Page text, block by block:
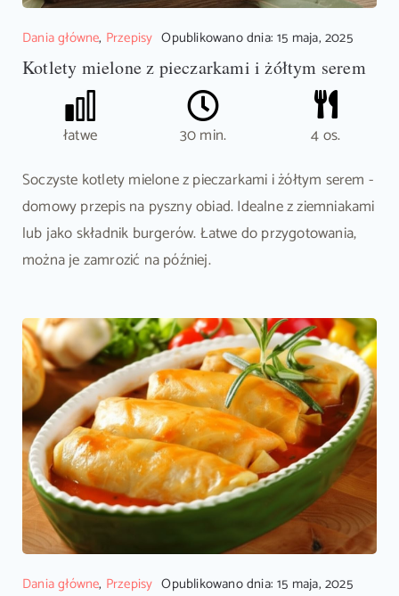
Dania główne, Przepisy Opublikowano dnia: 15 maja, 2025
Kotlety mielone z pieczarkami i żółtym serem
łatwe 30 min.
4 os.
Soczyste kotlety mielone z pieczarkami i żółtym serem -
domowy przepis na pyszny obiad. Idealne z ziemniakami
lub jako składnik burgerów. Łatwe do przygotowania,
można je zamrozić na później.
Dania główne, Przepisy Opublikowano dnia: 15 maja, 2025